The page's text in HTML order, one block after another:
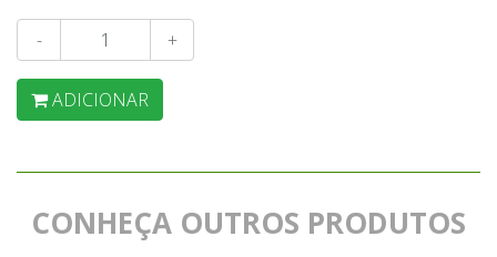
- +
ADICIONAR
CONHEÇA OUTROS PRODUTOS